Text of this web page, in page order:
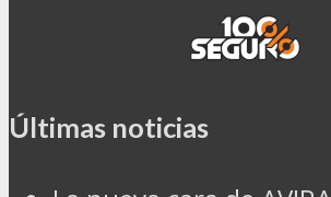
Últimas noticias